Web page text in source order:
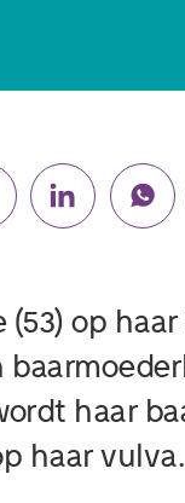
(53) op
haar
haar vulva.